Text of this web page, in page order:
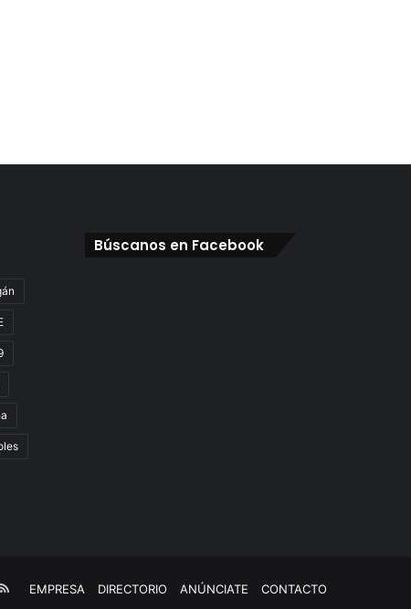
Búscanos en Facebook
EMPRESA DIRECTORIO ANÚNCIATE CONTACTO
RSS